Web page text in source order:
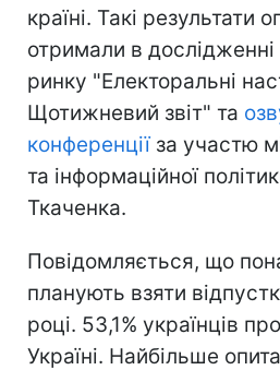
країні. Такі результати
отримали в
ринку "Електоральні
Щотижневий звіт" та
конференціїза участю
та інформаційної
Ткаченка.
Повідомляється, що
планують взяти
році. 53,1% українців
Україні. Найбільше